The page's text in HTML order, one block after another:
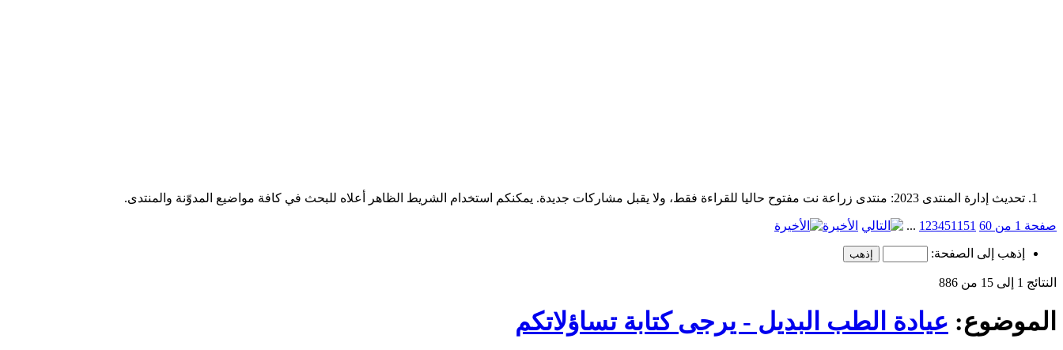
تحديث إدارة المنتدى 2023: منتدى زراعة نت مفتوح حاليا للقراءة فقط، ولا يقبل مشاركات جديدة. يمكنكم استخدام الشريط الظاهر أعلاه للبحث في كافة مواضيع المدوّنة والمنتدى.
صفحة 1 من 60 1 234511 51
... الأخيرة
إذهب إلى الصفحة:
النتائج 1 إلى 15 من 886
الموضوع: عيادة الطب البديل - يرجى كتابة تساؤلاتكم